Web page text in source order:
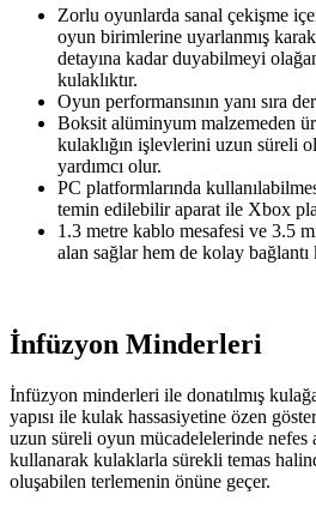
Zorlu oyunlarda sanal çekişme
oyun birimlerine uyarlanmış
detayına kadar duyabilmeyi
kulaklıktır.
Oyun performansının yanı sıra
Boksit alüminyum malzemeden
kulaklığın işlevlerini uzun süreli
yardımcı olur.
PC platformlarında
temin edilebilir aparat ile Xbox
1.3 metre kablo mesafesi ve 3.5
alan sağlar hem de kolay
İnfüzyon Minderleri
İnfüzyon minderleri ile donatılmış
yapısı ile kulak hassasiyetine özen
uzun süreli oyun mücadelelerinde
kullanarak kulaklarla sürekli temas
oluşabilen terlemenin önüne geçer.